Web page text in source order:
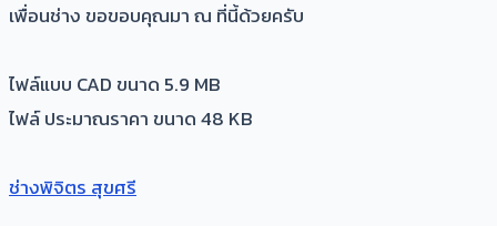
เพื่อนช่าง ขอขอบคุณมา ณ ที่นี้ด้วยครับ
ไฟล์แบบ CAD ขนาด 5.9 MB
ไฟล์ ประมาณราคา ขนาด 48 KB
ช่างพิจิตร สุขศรี